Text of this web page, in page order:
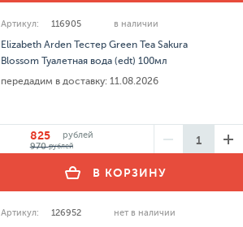
Артикул: 116905 в наличии
Elizabeth Arden Тестер Green Tea Sakura
Blossom Туалетная вода (edt) 100мл
передадим в доставку: 11.08.2026
825
рублей
970рублей
В КОРЗИНУ
Артикул: 126952 нет в наличии